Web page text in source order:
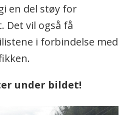
en del støy for
Det vil også få
i forbindelse med
under bildet!